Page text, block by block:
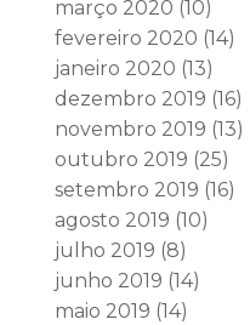
março 2020 (10)
fevereiro 2020 (14)
janeiro 2020 (13)
dezembro 2019 (16)
novembro 2019 (13)
outubro 2019 (25)
setembro 2019 (16)
agosto 2019 (10)
julho 2019 (8)
junho 2019 (14)
maio 2019 (14)